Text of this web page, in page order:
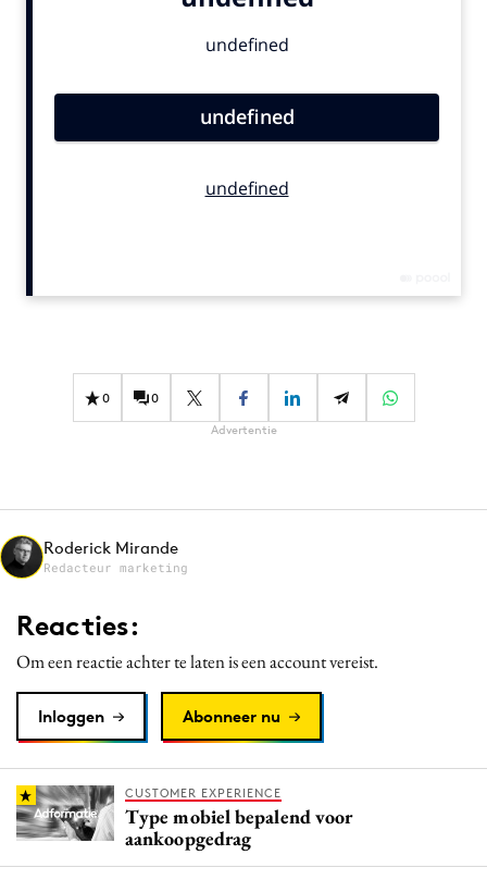
Gedragsverandering
Influencer marketing
Media
Merkstrategie
PR
Purpose Marketing
Reputatie & crisis
0 0
Advertentie
Roderick Mirande
Redacteur marketing
Reacties:
Om een reactie achter te laten is een account vereist.
Inloggen Abonneer nu
CUSTOMER EXPERIENCE
Type mobiel bepalend voor
aankoopgedrag